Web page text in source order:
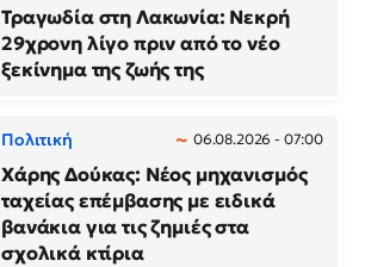
Τραγωδία στη Λακωνία: Νεκρή
29χρονη λίγο πριν από το νέο
ξεκίνημα της ζωής της
Πολιτική 06.08.2026 - 07:00
Χάρης Δούκας: Νέος μηχανισμός
ταχείας επέμβασης με ειδικά
βανάκια για τις ζημιές στα
σχολικά κτίρια